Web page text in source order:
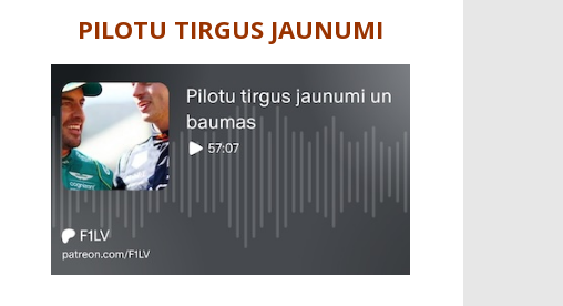
PILOTU TIRGUS JAUNUMI